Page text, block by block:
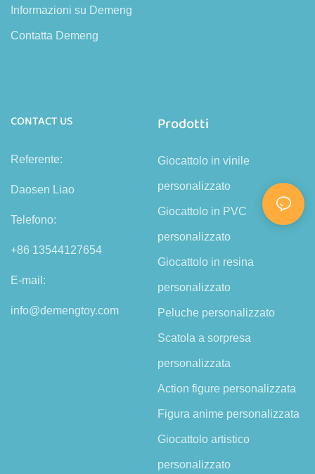
Informazioni su Demeng
Contatta Demeng
CONTACT US
Referente:
Daosen Liao
Telefono:
+86 13544127654
E-mail:
info@demengtoy.com
Prodotti
Giocattolo in vinile
personalizzato
Giocattolo in PVC
personalizzato
Giocattolo in resina
personalizzato
Peluche personalizzato
Scatola a sorpresa
personalizzata
Action figure personalizzata
Figura anime personalizzata
Giocattolo artistico
personalizzato